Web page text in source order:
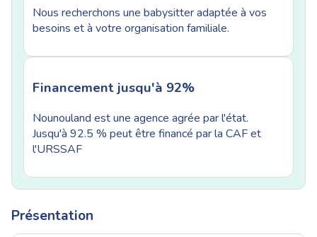
Nous recherchons une babysitter adaptée à vos
besoins et à votre organisation familiale.
Financement jusqu'à 92%
Nounouland est une agence agrée par l'état.
Jusqu'à 92.5 % peut être financé par la CAF et
l'URSSAF
Présentation